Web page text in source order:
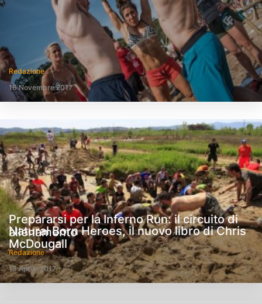
Redazione
16 Novembre 2017
Prepararsi per la Inferno Run: il circuito di
allenamento
Redazione
13 Aprile 2017
Natural Born Heroes, il nuovo libro di Chris
McDougall